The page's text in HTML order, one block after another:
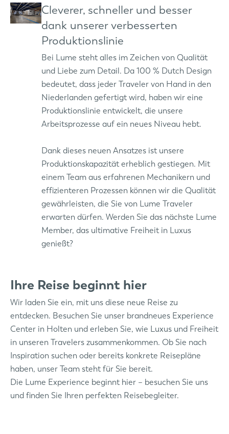
Cleverer, schneller und besser
dank unserer verbesserten
Produktionslinie
Bei Lume steht alles im Zeichen von Qualität
und Liebe zum Detail. Da 100 % Dutch Design
bedeutet, dass jeder Traveler von Hand in den
Niederlanden gefertigt wird, haben wir eine
Produktionslinie entwickelt, die unsere
Arbeitsprozesse auf ein neues Niveau hebt.
Dank dieses neuen Ansatzes ist unsere
Produktionskapazität erheblich gestiegen. Mit
einem Team aus erfahrenen Mechanikern und
effizienteren Prozessen können wir die Qualität
gewährleisten, die Sie von Lume Traveler
erwarten dürfen. Werden Sie das nächste Lume
Member, das ultimative Freiheit in Luxus
genießt?
Ihre Reise beginnt hier
Wir laden Sie ein, mit uns diese neue Reise zu
entdecken. Besuchen Sie unser brandneues Experience
Center in Holten und erleben Sie, wie Luxus und Freiheit
in unseren Travelers zusammenkommen. Ob Sie nach
Inspiration suchen oder bereits konkrete Reisepläne
haben, unser Team steht für Sie bereit.
Die Lume Experience beginnt hier – besuchen Sie uns
und finden Sie Ihren perfekten Reisebegleiter.